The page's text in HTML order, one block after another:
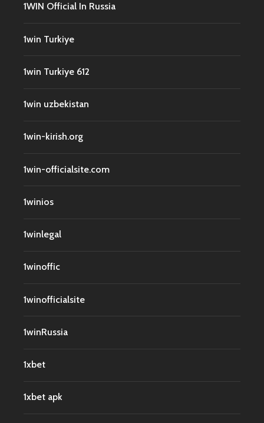
1WIN Official In Russia
1win Turkiye
1win Turkiye 612
1win uzbekistan
1win-kirish.org
1win-officialsite.com
1winios
1winlegal
1winoffic
1winofficialsite
1winRussia
1xbet
1xbet apk